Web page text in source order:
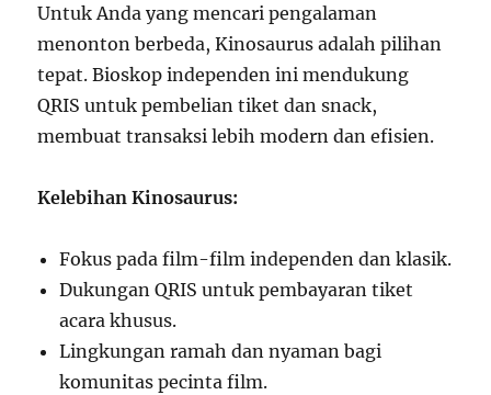
Untuk Anda yang mencari pengalaman
menonton berbeda, Kinosaurus adalah pilihan
tepat. Bioskop independen ini mendukung
QRIS untuk pembelian tiket dan snack,
membuat transaksi lebih modern dan efisien.
Kelebihan Kinosaurus:
Fokus pada film-film independen dan klasik.
Dukungan QRIS untuk pembayaran tiket
acara khusus.
Lingkungan ramah dan nyaman bagi
komunitas pecinta film.